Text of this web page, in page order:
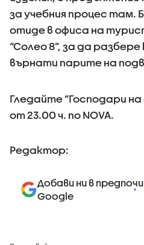
за учебния процес там.
отиде в офиса на
“Солео 8”, за да
върнати парите на
Гледайте “Господари
от 23.00 ч. по NOVA.
Редактор:
Добави ни в
Google